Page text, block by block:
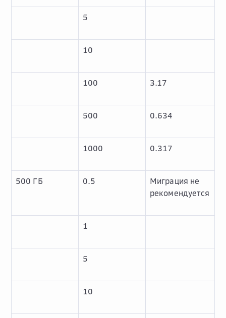
5
10
100 3.17
500 0.634
1000 0.317
500 ГБ 0.5
Миграция не
рекомендуется
1
5
10